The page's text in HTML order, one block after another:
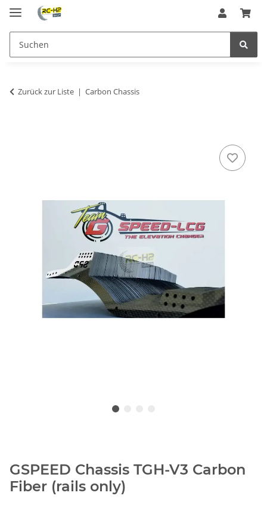
Zurück zur Liste Carbon Chassis
GSPEED Chassis TGH-V3 Carbon
Fiber (rails only)